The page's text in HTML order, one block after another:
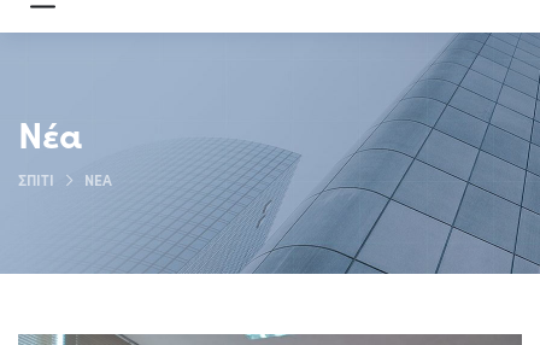
Νέα
ΣΠΊΤΙ ΝΈΑ